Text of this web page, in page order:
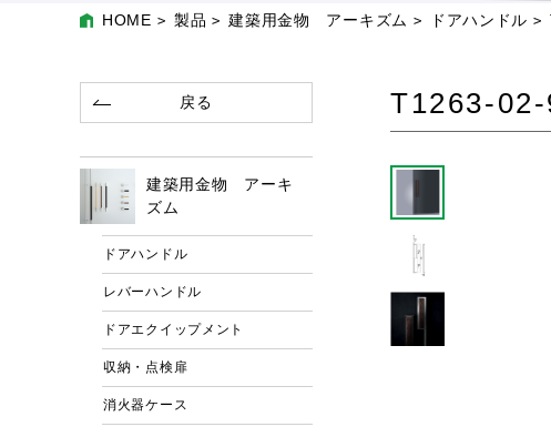
HOME 製品 建築用金物 アーキズム ドアハンドル
T1263-
戻る
建築用金物 アーキ
ズム
ドアハンドル
レバーハンドル
ドアエクイップメント
収納・点検扉
消火器ケース